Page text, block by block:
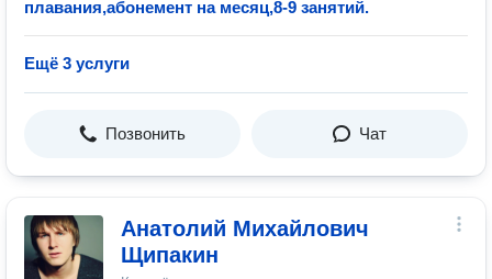
плавания,абонемент на месяц,8-9 занятий.
Ещё 3 услуги
Позвонить Чат
Анатолий Михайлович
Щипакин